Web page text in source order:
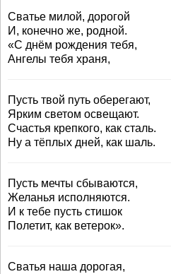
Сватье милой, дорогой
И, конечно же, родной.
«С днём рождения тебя,
Ангелы тебя храня,
Пусть твой путь оберегают,
Ярким светом освещают.
Счастья крепкого, как сталь.
Ну а тёплых дней, как шаль.
Пусть мечты сбываются,
Желанья исполняются.
И к тебе пусть стишок
Полетит, как ветерок».
Сватья наша дорогая,